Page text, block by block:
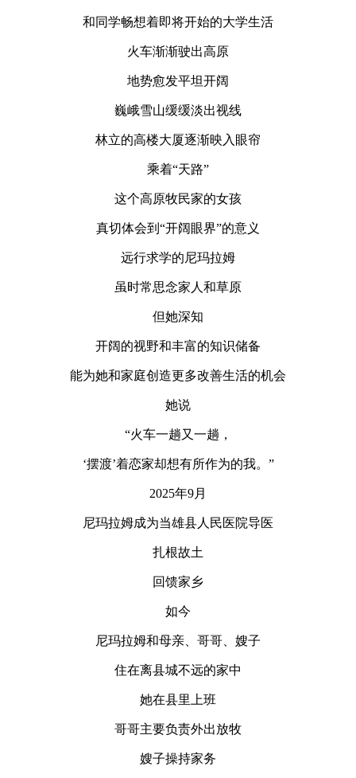
和同学畅想着即将开始的大学生活
火车渐渐驶出高原
地势愈发平坦开阔
巍峨雪山缓缓淡出视线
林立的高楼大厦逐渐映入眼帘
乘着“天路”
这个高原牧民家的女孩
真切体会到“开阔眼界”的意义
远行求学的尼玛拉姆
虽时常思念家人和草原
但她深知
开阔的视野和丰富的知识储备
能为她和家庭创造更多改善生活的机会
她说
“火车一趟又一趟，
‘摆渡’着恋家却想有所作为的我。”
2025年9月
尼玛拉姆成为当雄县人民医院导医
扎根故土
回馈家乡
如今
尼玛拉姆和母亲、哥哥、嫂子
住在离县城不远的家中
她在县里上班
哥哥主要负责外出放牧
嫂子操持家务